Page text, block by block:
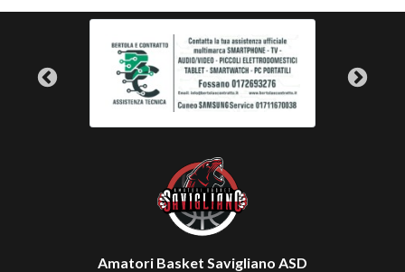
Amatori Basket Savigliano ASD